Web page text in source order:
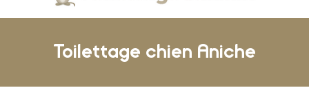
Toilettage chien Aniche